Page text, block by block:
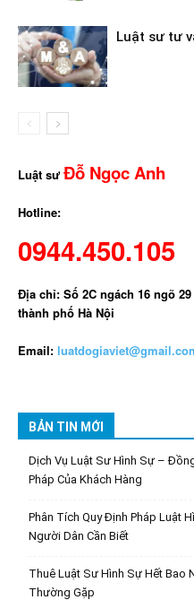
Luật sư tư
Luật sưĐỗ Ngọc Anh
Hotline:
0944.450.105
Địa chỉ: Số 2C ngách 16 ngõ
thành phố Hà Nội
Email:
BẢN TIN MỚI
Dịch Vụ Luật Sư Hình Sự –
Pháp Của Khách Hàng
Phân Tích Quy Định Pháp Luật
Người Dân Cần Biết
Thuê Luật Sư Hình Sự Hết Bao
Thường Gặp